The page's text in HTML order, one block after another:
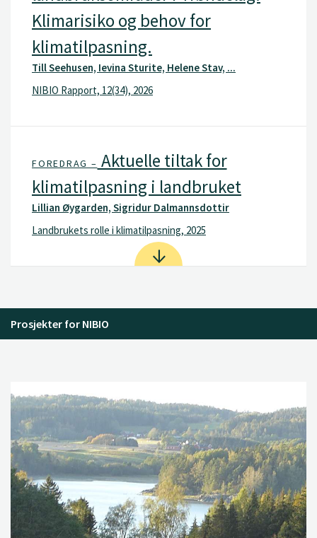
Klimarisiko og behov for
klimatilpasning.
Till Seehusen, Ievina Sturite, Helene Stav, ...
NIBIO Rapport, 12(34), 2026
FOREDRAG – Aktuelle tiltak for
klimatilpasning i landbruket
Lillian Øygarden, Sigridur Dalmannsdottir
Landbrukets rolle i klimatilpasning, 2025
Prosjekter for NIBIO